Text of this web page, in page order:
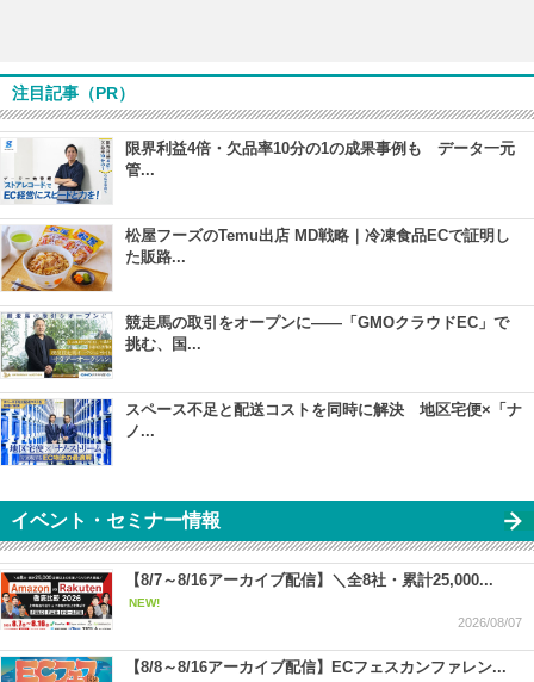
注目記事（PR）
限界利益4倍・欠品率10分の1の成果事例も データ一元
管...
松屋フーズのTemu出店 MD戦略｜冷凍食品ECで証明し
た販路...
競走馬の取引をオープンに――「GMOクラウドEC」で
挑む、国...
スペース不足と配送コストを同時に解決 地区宅便×「ナ
ノ...
イベント・セミナー情報
【8/7～8/16アーカイブ配信】＼全8社・累計25,000...
NEW!
2026/08/07
【8/8～8/16アーカイブ配信】ECフェスカンファレン...